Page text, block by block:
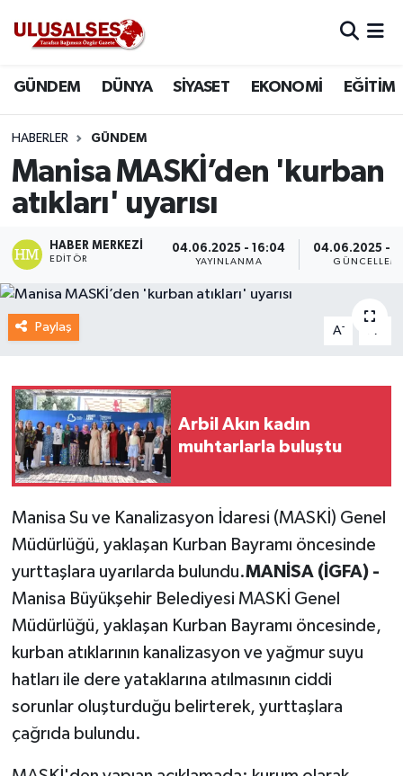
GÜNDEM DÜNYA SİYASET EKONOMİ EĞİTİM
HABERLER GÜNDEM
Manisa MASKİ’den 'kurban
atıkları' uyarısı
HABER MERKEZI
EDITÖR
04.06.2025 - 16:04
YAYINLANMA
04.06.2025 -
Paylaş A- A
Arbil Akın kadın
muhtarlarla buluştu
Manisa Su ve Kanalizasyon İdaresi (MASKİ) Genel
Müdürlüğü, yaklaşan Kurban Bayramı öncesinde
yurttaşlara uyarılarda bulundu.MANİSA (İGFA) -
Manisa Büyükşehir Belediyesi MASKİ Genel
Müdürlüğü, yaklaşan Kurban Bayramı öncesinde,
kurban atıklarının kanalizasyon ve yağmur suyu
hatları ile dere yataklarına atılmasının ciddi
sorunlar oluşturduğu belirterek, yurttaşlara
çağrıda bulundu.
DÜNYA
SİYASET
EKONOMİ
EĞİTİM
SAĞLIK
MAGAZİN
SPOR
Trafik Durumu
Süper Lig Puan Durumu ve Fikstür
Tüm Manşetler
Son Dakika Haberleri
Haber Arşivi